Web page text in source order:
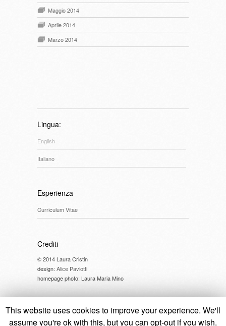
Maggio 2014
Aprile 2014
Marzo 2014
Lingua:
English
Italiano
Esperienza
Curriculum Vitae
Crediti
© 2014 Laura Cristin
design: Alice Paviotti
homepage photo: Laura Maria Mino
© 2014 Laura Cristin //cookie policy
This website uses cookies to improve your experience. We'll
assume you're ok with this, but you can opt-out if you wish.